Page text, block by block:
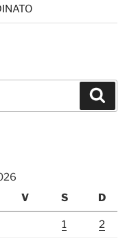
V S D
1 2